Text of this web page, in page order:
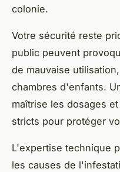
colonie.
Votre sécurité reste
public peuvent
de mauvaise
chambres d'enfants.
maîtrise les dosages
stricts pour protéger
L'expertise technique
les causes de